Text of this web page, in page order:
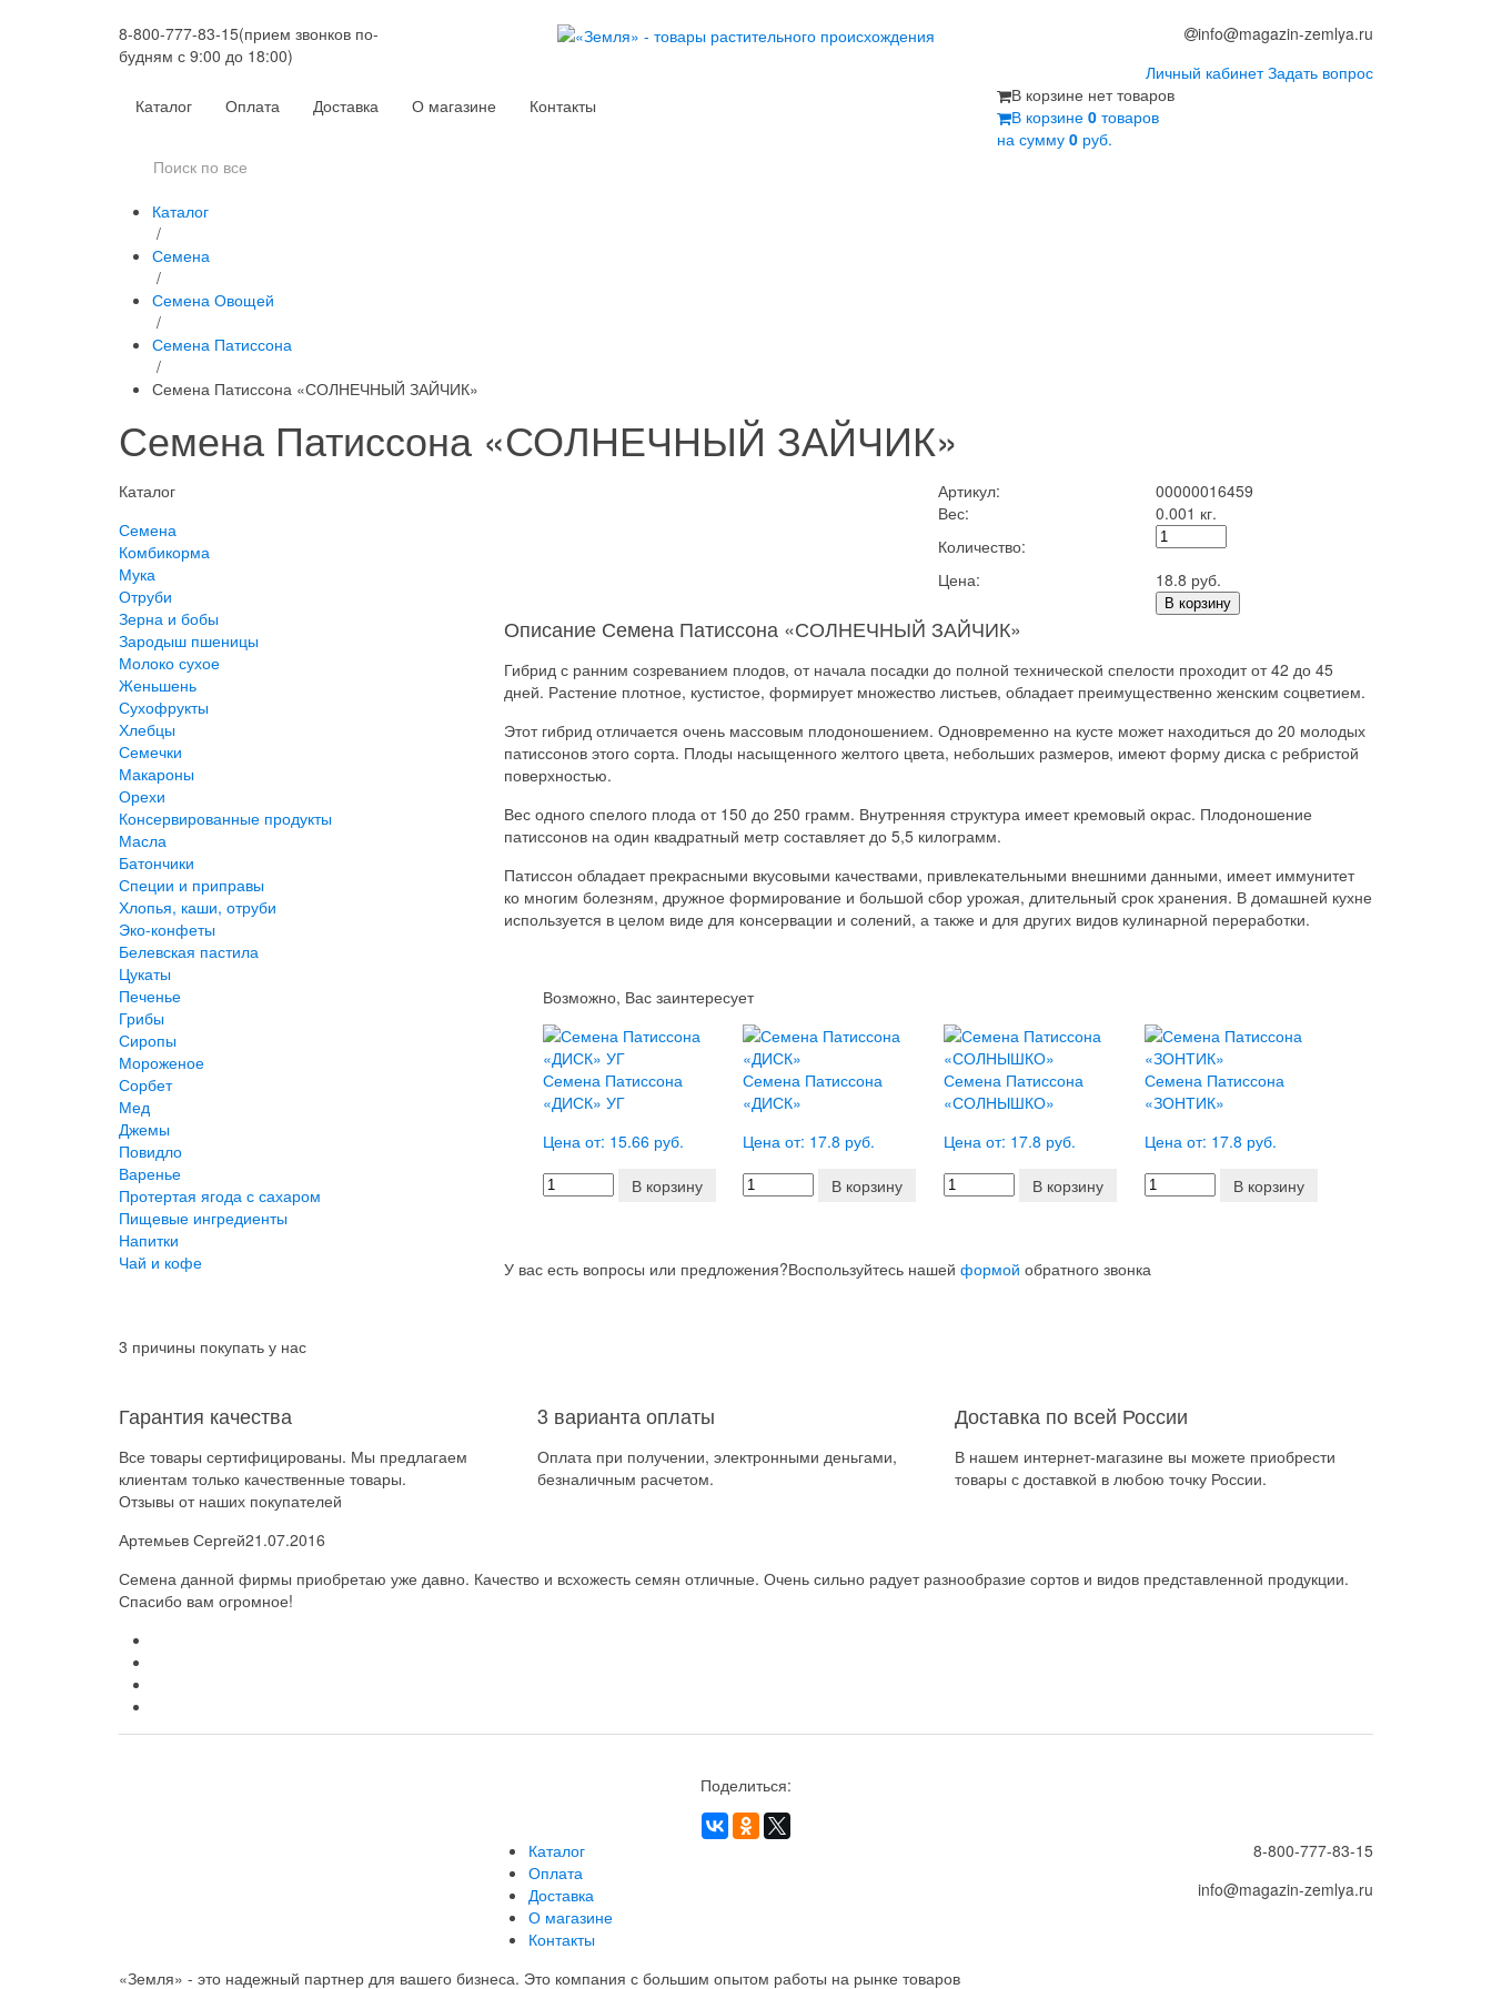
8-800-777-83-15(прием звонков по-
будням с 9:00 до 18:00)
info@magazin-zemlya.ru
Личный кабинет Задать вопрос
Каталог
Оплата Доставка О магазине Контакты
В корзине нет товаров
В корзине 0 товаров
на сумму 0 руб.
Каталог
/
Семена
/
Семена Овощей
/
Семена Патиссона
/
Семена Патиссона «СОЛНЕЧНЫЙ ЗАЙЧИК»
Семена Патиссона «СОЛНЕЧНЫЙ ЗАЙЧИК»
Каталог
Семена
Комбикорма
Мука
Отруби
Зерна и бобы
Зародыш пшеницы
Молоко сухое
Женьшень
Сухофрукты
Хлебцы
Семечки
Макароны
Орехи
Консервированные продукты
Масла
Батончики
Специи и приправы
Хлопья, каши, отруби
Эко-конфеты
Белевская пастила
Цукаты
Печенье
Грибы
Сиропы
Мороженое
Сорбет
Мед
Джемы
Повидло
Варенье
Протертая ягода с сахаром
Пищевые ингредиенты
Напитки
Чай и кофе
Артикул:
00000016459
Вес:
0.001 кг.
Количество:
Цена:
18.8 руб.
В корзину
Описание Семена Патиссона «СОЛНЕЧНЫЙ ЗАЙЧИК»
Гибрид с ранним созреванием плодов, от начала посадки до полной технической спелости проходит от 42 до 45
дней. Растение плотное, кустистое, формирует множество листьев, обладает преимущественно женским соцветием.
Этот гибрид отличается очень массовым плодоношением. Одновременно на кусте может находиться до 20 молодых
патиссонов этого сорта. Плоды насыщенного желтого цвета, небольших размеров, имеют форму диска с ребристой
поверхностью.
Вес одного спелого плода от 150 до 250 грамм. Внутренняя структура имеет кремовый окрас. Плодоношение
патиссонов на один квадратный метр составляет до 5,5 килограмм.
Патиссон обладает прекрасными вкусовыми качествами, привлекательными внешними данными, имеет иммунитет
ко многим болезням, дружное формирование и большой сбор урожая, длительный срок хранения. В домашней кухне
используется в целом виде для консервации и солений, а также и для других видов кулинарной переработки.
Возможно, Вас заинтересует
Семена Патиссона
«ДИСК» УГ
Цена от: 15.66 руб.
В корзину
Семена Патиссона
«ДИСК»
Цена от: 17.8 руб.
В корзину
Семена Патиссона
«СОЛНЫШКО»
Цена от: 17.8 руб.
В корзину
Семена Патиссона
«ЗОНТИК»
Цена от: 17.8 руб.
В корзину
У вас есть вопросы или предложения?Воспользуйтесь нашей формой обратного звонка
3 причины покупать у нас
Гарантия качества
Все товары сертифицированы. Мы предлагаем
клиентам только качественные товары.
3 варианта оплаты
Оплата при получении, электронными деньгами,
безналичным расчетом.
Доставка по всей России
В нашем интернет-магазине вы можете приобрести
товары с доставкой в любою точку России.
Отзывы от наших покупателей
Артемьев Сергей21.07.2016
Семена данной фирмы приобретаю уже давно. Качество и всхожесть семян отличные. Очень сильно радует разнообразие сортов и видов представленной продукции.
Спасибо вам огромное!
Поделиться:
Каталог
Оплата
Доставка
О магазине
Контакты
8-800-777-83-15
info@magazin-zemlya.ru
«Земля» - это надежный партнер для вашего бизнеса. Это компания с большим опытом работы на рынке товаров